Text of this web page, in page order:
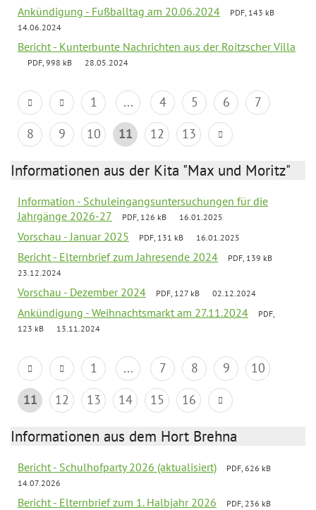
Ankündigung - Fußballtag am 20.06.2024
PDF, 143 kB
14.06.2024
Bericht - Kunterbunte Nachrichten aus der Roitzscher Villa
PDF, 998 kB 28.05.2024
1 ... 4 5 6
7
8
9 10 11 12 13
Informationen aus der Kita "Max und Moritz"
Information - Schuleingangsuntersuchungen für die
Jahrgänge 2026-27
PDF, 126 kB 16.01.2025
Vorschau - Januar 2025 PDF, 131 kB 16.01.2025
Bericht - Elternbrief zum Jahresende 2024
PDF, 139 kB
23.12.2024
Vorschau - Dezember 2024 PDF, 127 kB 02.12.2024
Ankündigung - Weihnachtsmarkt am 27.11.2024
PDF,
123 kB
13.11.2024
1 ... 7 8 9
10
11
12 13 14 15 16
Informationen aus dem Hort Brehna
Bericht - Schulhofparty 2026 (aktualisiert)
PDF, 626 kB
14.07.2026
Bericht - Elternbrief zum 1. Halbjahr 2026
PDF, 236 kB